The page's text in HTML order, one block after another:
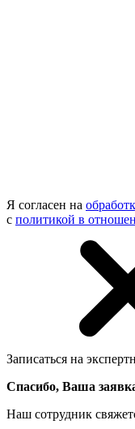
Я согласен на
с политикой в
Записаться на
Спасибо, Ваша
Наш сотрудник